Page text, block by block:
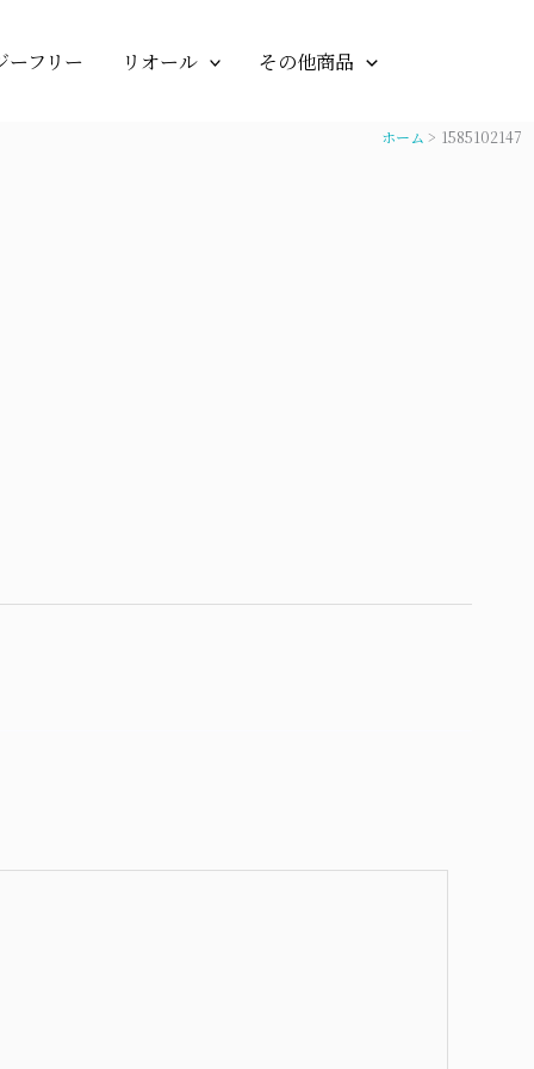
ーフリー リオール その他商品
ホーム 1585102147